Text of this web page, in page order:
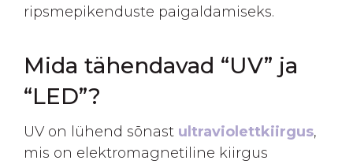
ripsmepikenduste paigaldamiseks.
Mida tähendavad “UV” ja
“LED”?
UV on lühend sõnast ultraviolettkiirgus,
mis on elektromagnetiline kiirgus